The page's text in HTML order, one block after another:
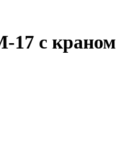
17 с краном